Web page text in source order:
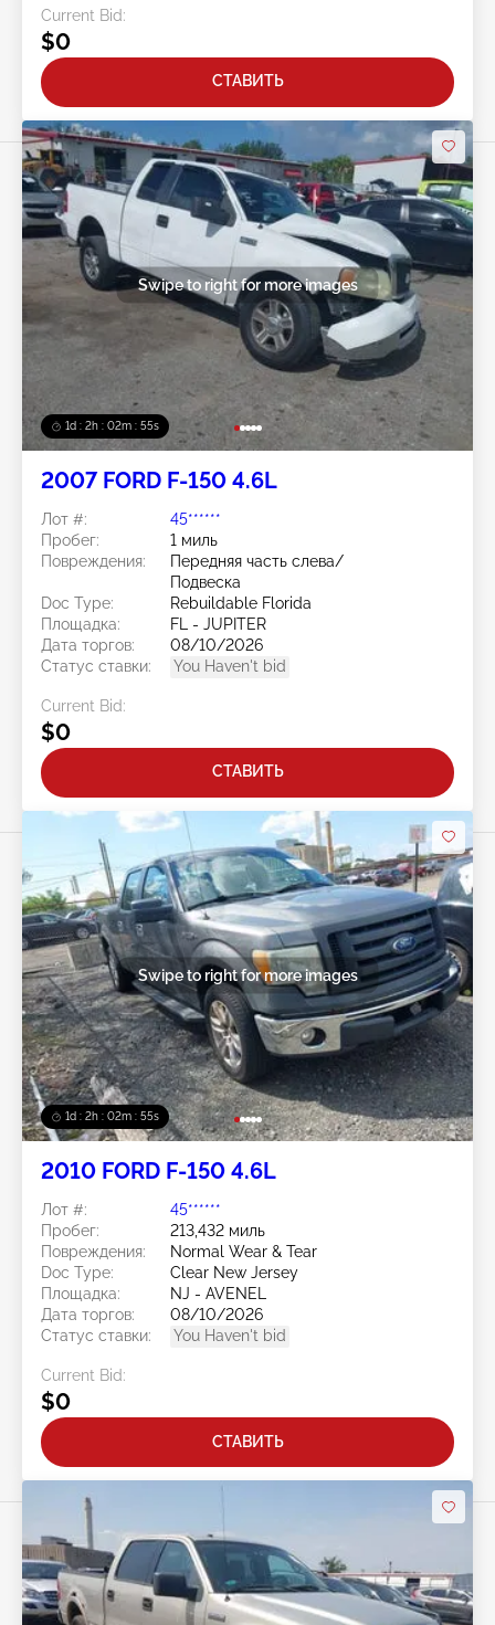
Current Bid:
$0
СТАВИТЬ
1d : 2h : 02m : 52s
Swipe to right for more images
2007 FORD F-150 4.6L
Лот #:
45******
Пробег:
1 миль
Повреждения:
Передняя часть слева/
Подвеска
Doc Type:
Rebuildable Florida
Площадка:
FL - JUPITER
Дата торгов:
08/10/2026
Статус ставки:
You Haven't bid
Current Bid:
$0
СТАВИТЬ
1d : 2h : 02m : 52s
Swipe to right for more images
2010 FORD F-150 4.6L
Лот #:
45******
Пробег:
213,432 миль
Повреждения:
Normal Wear & Tear
Doc Type:
Clear New Jersey
Площадка:
NJ - AVENEL
Дата торгов:
08/10/2026
Статус ставки:
You Haven't bid
Current Bid:
$0
СТАВИТЬ